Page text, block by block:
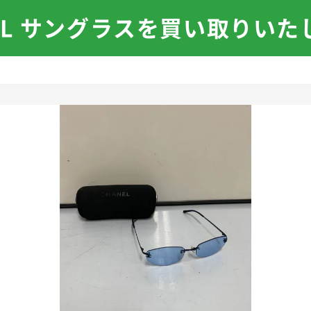
サングラスを買い取りいた